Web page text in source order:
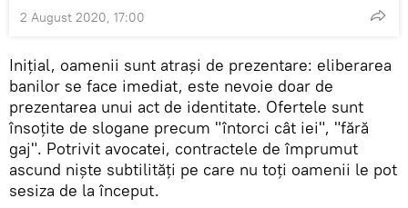
2 August 2020, 17:00
Inițial, oamenii sunt atrași de prezentare: eliberarea
banilor se face imediat, este nevoie doar de
prezentarea unui act de identitate. Ofertele sunt
însoțite de slogane precum "întorci cât iei", "fără
gaj". Potrivit avocatei, contractele de împrumut
ascund niște subtilități pe care nu toți oamenii le pot
sesiza de la început.